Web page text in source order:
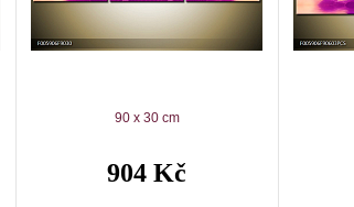
90 x 30 cm
904 Kč